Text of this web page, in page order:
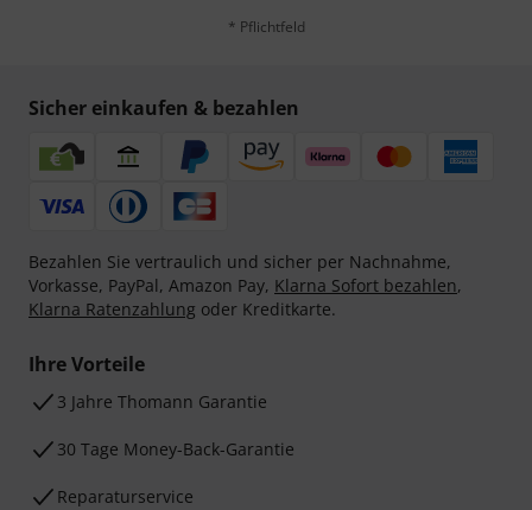
* Pflichtfeld
Sicher einkaufen & bezahlen
Bezahlen Sie vertraulich und sicher per Nachnahme,
Vorkasse, PayPal, Amazon Pay, Klarna Sofort bezahlen,
Klarna Ratenzahlung oder Kreditkarte.
Ihre Vorteile
3 Jahre Thomann Garantie
30 Tage Money-Back-Garantie
Reparaturservice